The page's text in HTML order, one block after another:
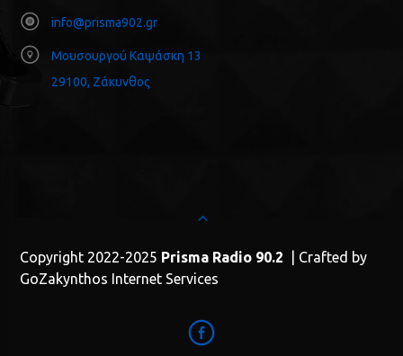
info@prisma902.gr
Μουσουργού Καψάσκη 13
29100, Ζάκυνθος
Copyright 2022-2025 Prisma Radio 90.2 | Crafted by
GoZakynthos Internet Services